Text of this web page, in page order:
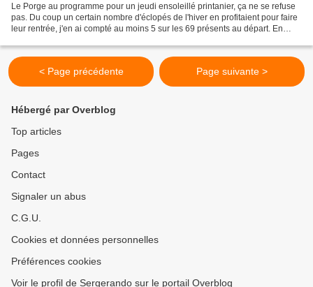
Le Porge au programme pour un jeudi ensoleillé printanier, ça ne se refuse
pas. Du coup un certain nombre d'éclopés de l'hiver en profitaient pour faire
leur rentrée, j'en ai compté au moins 5 sur les 69 présents au départ. En
< Page précédente Page suivante >
Hébergé par Overblog
Top articles
Pages
Contact
Signaler un abus
C.G.U.
Cookies et données personnelles
Préférences cookies
Voir le profil de Sergerando sur le portail Overblog